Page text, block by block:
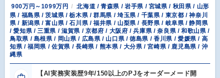
900万円～1099万円
北海道 / 青森県 / 岩手県 / 宮城県 / 秋田県 / 山形
県 / 福島県 / 茨城県 / 栃木県 / 群馬県 / 埼玉県 / 千葉県 / 東京都 / 神奈川
県 / 新潟県 / 富山県 / 石川県 / 福井県 / 山梨県 / 長野県 / 岐阜県 / 静岡県
/ 愛知県 / 三重県 / 滋賀県 / 京都府 / 大阪府 / 兵庫県 / 奈良県 / 和歌山県 /
鳥取県 / 島根県 / 岡山県 / 広島県 / 山口県 / 徳島県 / 香川県 / 愛媛県 / 高
知県 / 福岡県 / 佐賀県 / 長崎県 / 熊本県 / 大分県 / 宮崎県 / 鹿児島県 / 沖
縄県
【AI実務実装歴9年/150以上のPJをオーダーメード開